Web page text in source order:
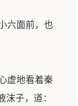
六面前，也
虚地看着秦
子，道：